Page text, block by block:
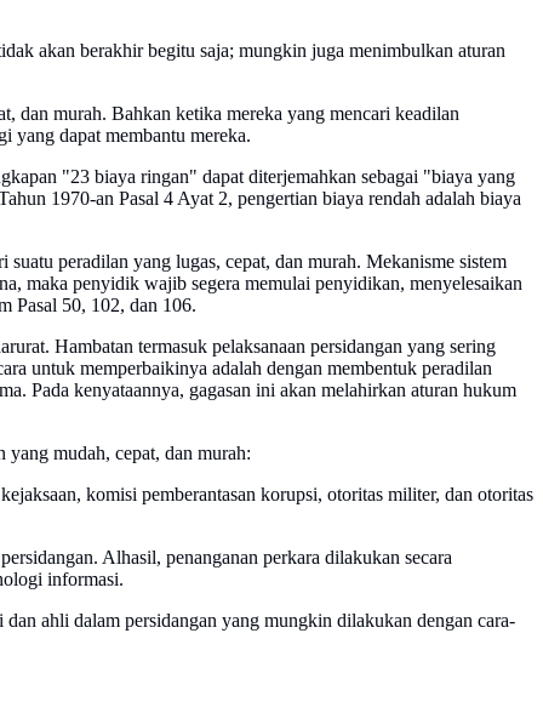
akan berakhir begitu saja; mungkin juga menimbulkan aturan
dan murah. Bahkan ketika mereka yang mencari keadilan
yang dapat membantu mereka.
"23 biaya ringan" dapat diterjemahkan sebagai "biaya yang
1970-an Pasal 4 Ayat 2, pengertian biaya rendah adalah biaya
peradilan yang lugas, cepat, dan murah. Mekanisme sistem
maka penyidik wajib segera memulai penyidikan, menyelesaikan
Pasal 50, 102, dan 106.
Hambatan termasuk pelaksanaan persidangan yang sering
untuk memperbaikinya adalah dengan membentuk peradilan
Pada kenyataannya, gagasan ini akan melahirkan aturan hukum
mudah, cepat, dan murah:
komisi pemberantasan korupsi, otoritas militer, dan otoritas
Alhasil, penanganan perkara dilakukan secara
informasi.
ahli dalam persidangan yang mungkin dilakukan dengan cara-